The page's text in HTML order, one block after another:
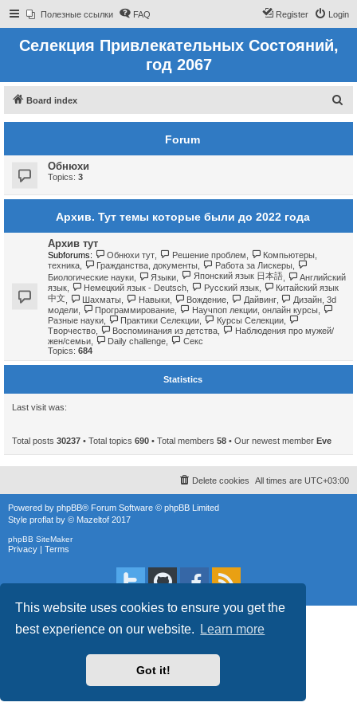
This website uses cookies to ensure you get the
best experience on our website.
Learn more
Got it!
Полезные ссылки FAQ Login
Register
Селекция Привлекательных Состояний,
год 2067
Board index
r
h
Forum
Обнюхи
Topics: 3
Архив. Тут темы которые были до 2022 года
Архив тут
Subforums: Обнюхи тут Решение проблем
Компьютеры,
техника
Гражданства, документы Работа за Лискеры,
Биологические науки
Языки Японский язык 日本語,
Английский
язык
Немецкий язык - Deutsch Русский язык,
Китайский язык
中文
Шахматы Навыки, Вождение Дайвинг,
Дизайн, 3d
модели
Программирование Научпоп лекции, онлайн курсы,
Разные науки
Практики Селекции Курсы Селекции,
Творчество
Воспоминания из детства
Наблюдения про мужей/
жен/семьи
Daily challenge
Секс
Topics: 684
Statistics
Last visit was:
Total posts 30237 • Total topics 690 • Total members 58 • Our newest member Eve
All times are UTC+03:00
Delete cookies
Powered by phpBB® Forum Software © phpBB Limited
Style proflat by © Mazeltof 2017
phpBB SiteMaker
Privacy | Terms